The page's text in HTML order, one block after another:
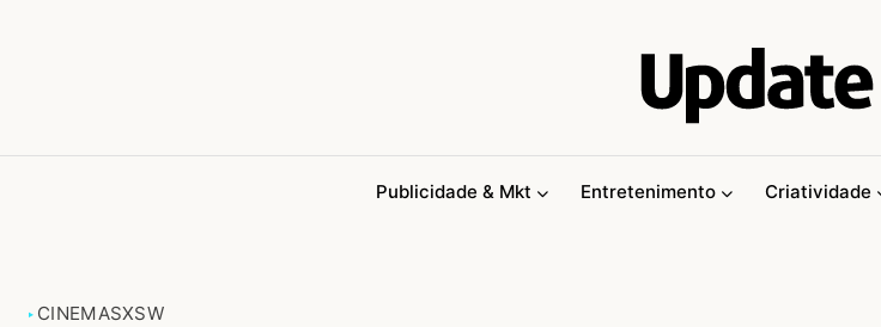
Publicidade & Mkt Entretenimento Criatividade
CINEMASXSW